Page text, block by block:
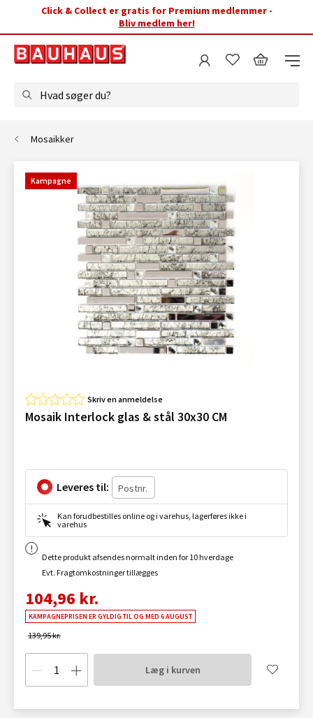
Click & Collect er gratis for Premium medlemmer -
Bliv medlem her!
Hvad søger du?
Mosaikker
Kampagne
Skriv en anmeldelse
Mosaik Interlock glas & stål 30x30 CM
Leveres til:
Kan forudbestilles online og i varehus, lagerføres ikke i
varehus
Dette produkt afsendes normalt inden for 10 hverdage
Evt. Fragtomkostninger tillægges
104,96 kr.
KAMPAGNEPRISEN ER GYLDIG TIL OG MED 6 AUGUST
139,95 kr.
Læg i kurven